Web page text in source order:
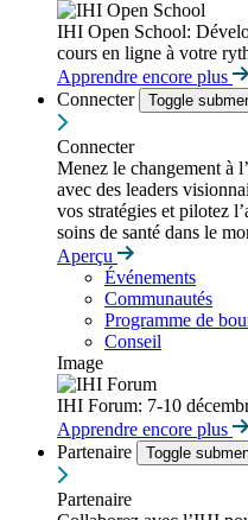
IHI Open School:
cours en ligne à votre
Apprendre encore plus
Connecter
Toggle
Connecter
Menez le changement à
avec des leaders
vos stratégies et pilotez
soins de santé dans le
Aperçu
Événements
Communautés
Programme de
Conseil
Image
IHI Forum: 7-10
Apprendre encore plus
Partenaire
Toggle
Partenaire